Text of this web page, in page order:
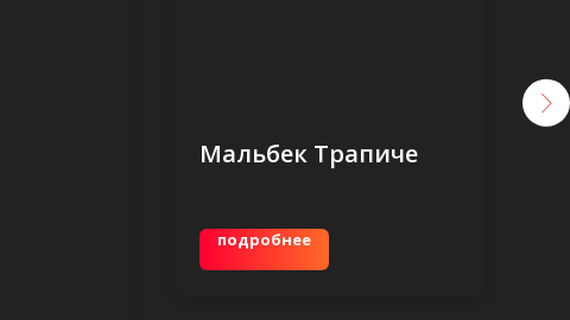
Мальбек Трапиче
подробнее